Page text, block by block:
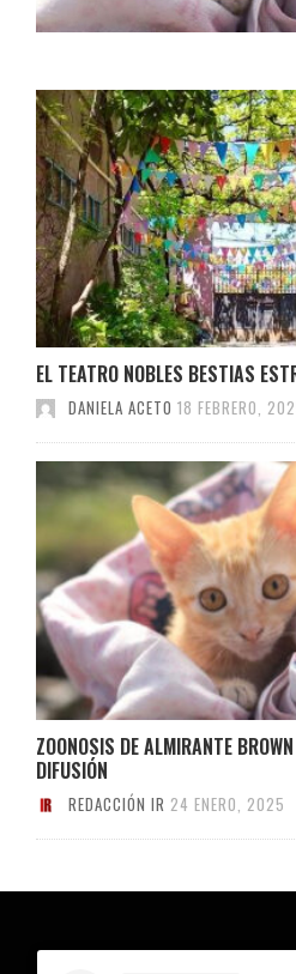
EL TEATRO NOBLES BESTIAS
DANIELA ACETO 18 FEBRERO,
ZOONOSIS DE ALMIRANTE
DIFUSIÓN
REDACCIÓN IR 24 ENERO, 2025